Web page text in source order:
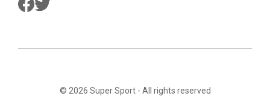
© 2026 Super Sport- All rights reserved